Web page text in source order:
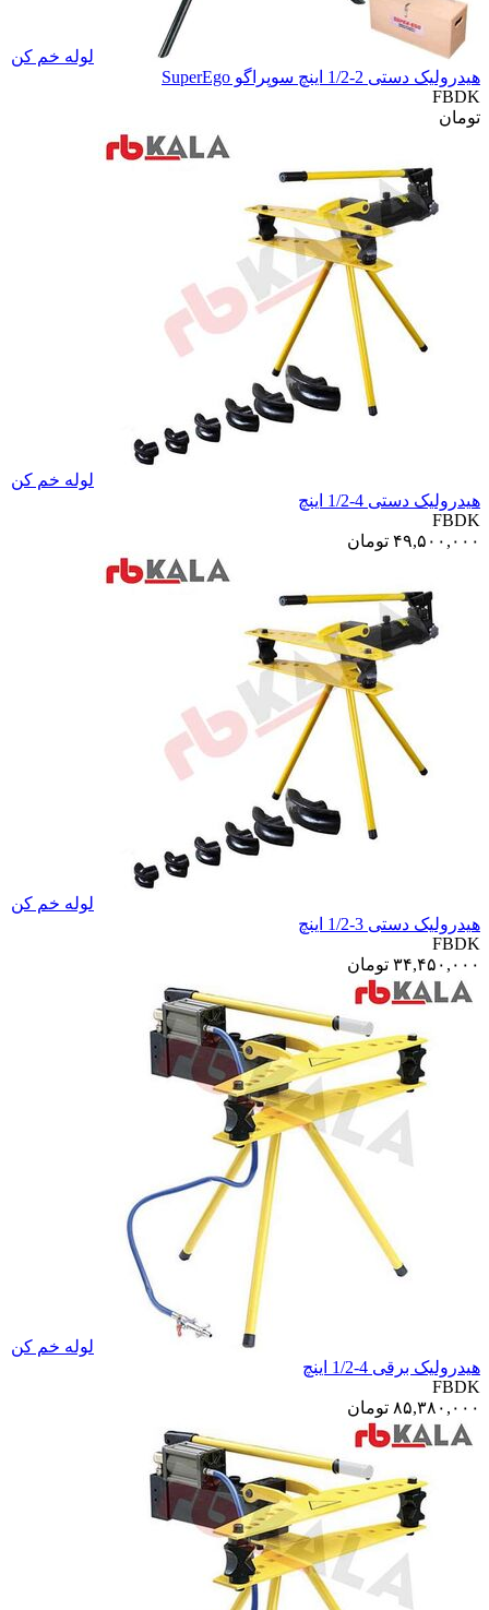
لوله خم کن
هیدرولیک دستی 2-1/2 اینچ سوپراگو SuperEgo
FBDK
تومان
لوله خم کن
هیدرولیک دستی 4-1/2 اینچ
FBDK
۴۹,۵۰۰,۰۰۰ تومان
لوله خم کن
هیدرولیک دستی 3-1/2 اینچ
FBDK
۳۴,۴۵۰,۰۰۰ تومان
لوله خم کن
هیدرولیک برقی 4-1/2 اینچ
FBDK
۸۵,۳۸۰,۰۰۰ تومان